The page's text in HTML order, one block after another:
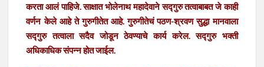
करता आलं पाहिजे. साक्षात भोलेनाथ महादेवाने सद्गुरु तत्वाबाबत जे काही
वर्णन केले आहे ते गुरुगीतेत आहे. गुरुगीतेचं पठण-श्रवण सुद्धा मानवाला
सद्गुरु तत्वाला सदैव जोडून ठेवण्याचे कार्य करेल. सद्गुरु भक्ती
अधिकाधिक संपन्न होत जाईल.